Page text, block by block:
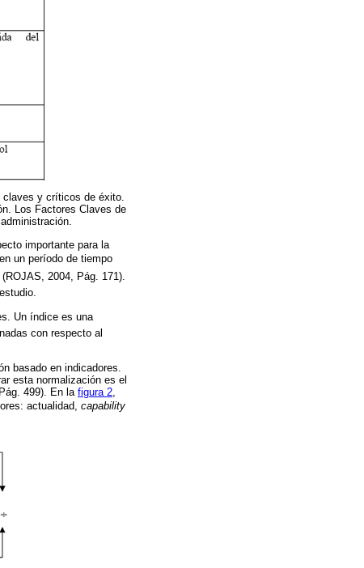
claves y críticos de éxito.
Los Factores Claves de
importante para la
un período de tiempo
2004, Pág. 171).
Un índice es una
con respecto al
basado en indicadores.
esta normalización es el
499). En la figura 2
actualidad,  capability